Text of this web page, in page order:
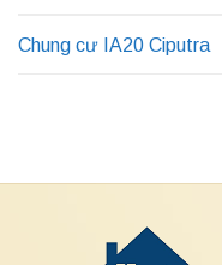
Chung cư IA20 Ciputra